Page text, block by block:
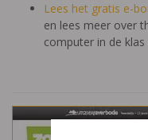
Lees het gratis e-
en lees meer over
computer in de